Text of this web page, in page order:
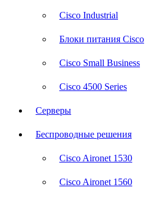
Cisco Industrial
Блоки питания Cisco
Cisco Small Business
Cisco 4500 Series
Серверы
Беспроводные решения
Cisco Aironet 1530
Cisco Aironet 1560